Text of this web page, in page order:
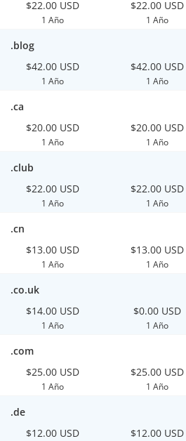
$22.00 USD
1 Año
$22.00 USD
1 Año
.blog
$42.00 USD
1 Año
$42.00 USD
1 Año
.ca
$20.00 USD
1 Año
$20.00 USD
1 Año
.club
$22.00 USD
1 Año
$22.00 USD
1 Año
.cn
$13.00 USD
1 Año
$13.00 USD
1 Año
.co.uk
$14.00 USD
1 Año
$0.00 USD
1 Año
.com
$25.00 USD
1 Año
$25.00 USD
1 Año
.de
$12.00 USD
$12.00 USD